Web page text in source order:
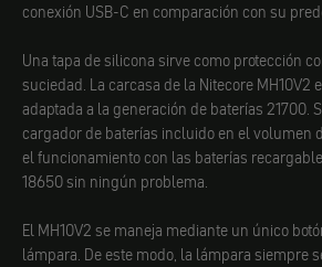
conexión USB-C en comparación con su
Una tapa de silicona sirve como protección
suciedad. La carcasa de la Nitecore MH10V2
adaptada a la generación de baterías 21700.
cargador de baterías incluido en el volumen
el funcionamiento con las baterías
18650 sin ningún problema.
El MH10V2 se maneja mediante un único
lámpara. De este modo, la lámpara siempre